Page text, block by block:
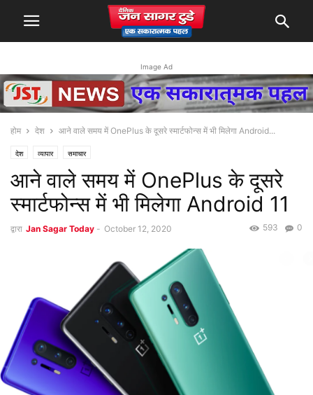
Image Ad
होम देश आने वाले समय में OnePlus के दूसरे स्मार्टफोन्स में भी मिलेगा Android...
देश व्यापार समाचार
आने वाले समय में OnePlus के दूसरे
स्मार्टफोन्स में भी मिलेगा Android 11
द्वारा Jan Sagar Today - October 12, 2020 0
593